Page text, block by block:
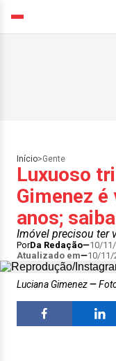
Início>Gente
Luxuoso
Gimenez
anos;
Imóvel precisou ter
PorDa Redação 10/
Atualizado em
10/11/
Luciana Gimenez